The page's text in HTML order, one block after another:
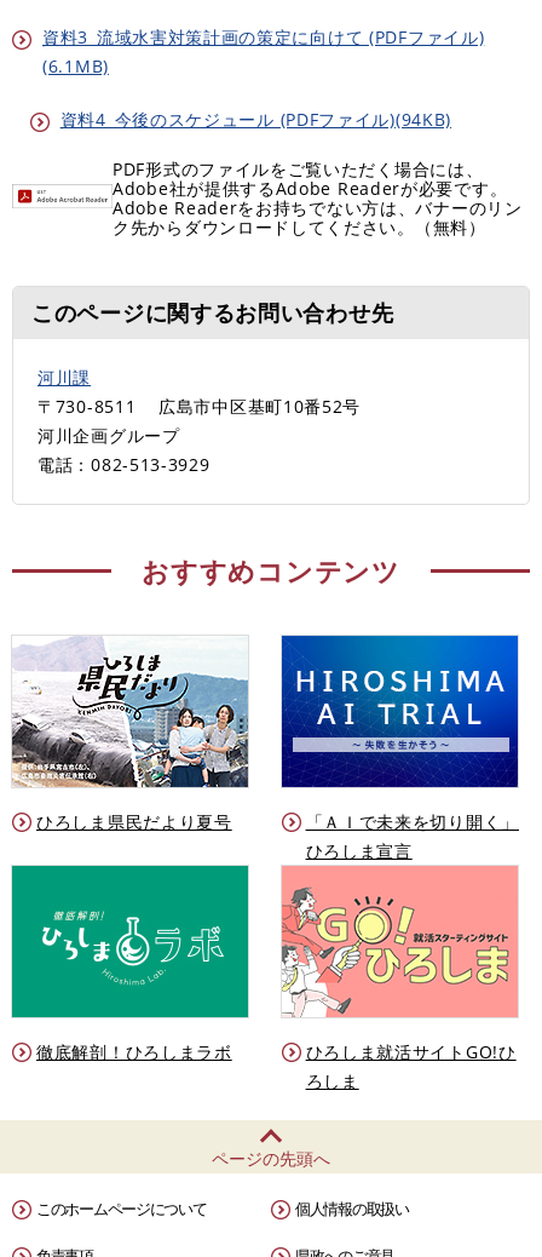
資料3_流域水害対策計画の策定に向けて (PDFファイル)
(6.1MB)
資料4_今後のスケジュール (PDFファイル)(94KB)
PDF形式のファイルをご覧いただく場合には、
Adobe社が提供するAdobe Readerが必要です。
Adobe Readerをお持ちでない方は、バナーのリン
ク先からダウンロードしてください。（無料）
このページに関するお問い合わせ先
河川課
〒730-8511
広島市中区基町10番52号
河川企画グループ
電話：082-513-3929
おすすめコンテンツ
ひろしま県民だより夏号
「ＡＩで未来を切り開く」
ひろしま宣言
徹底解剖！ひろしまラボ
ひろしま就活サイトGO!ひ
ろしま
ページの先頭へ
このホームページについて 個人情報の取扱い